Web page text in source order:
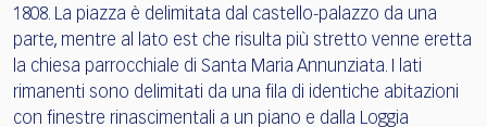
1808. La piazza è delimitata dal castello-palazzo da una
parte, mentre al lato est che risulta più stretto venne eretta
la chiesa parrocchiale di Santa Maria Annunziata. I lati
rimanenti sono delimitati da una fila di identiche abitazioni
con finestre rinascimentali a un piano e dalla Loggia